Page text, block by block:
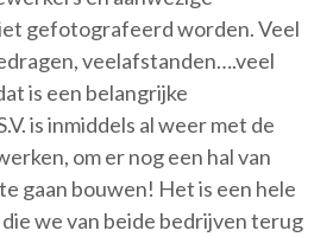
gefotografeerd worden. Veel
veelafstanden….veel
is een belangrijke
is inmiddels al weer met de
om er nog een hal van
gaan bouwen! Het is een hele
we van beide bedrijven terug